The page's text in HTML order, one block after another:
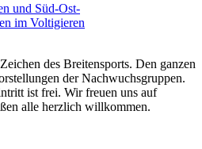
und Süd-Ost-
im Voltigieren
des Breitensports. Den ganzen
der Nachwuchsgruppen.
ist frei. Wir freuen uns auf
alle herzlich willkommen.